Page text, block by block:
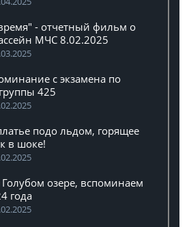
- отчетный фильм о
МЧС 8.02.2025
с экзамена по
425
подо льдом, горящее
в шоке!
озере, вспоминаем
года